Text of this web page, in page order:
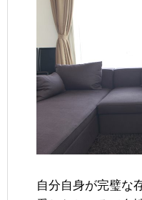
自分自身が完璧な